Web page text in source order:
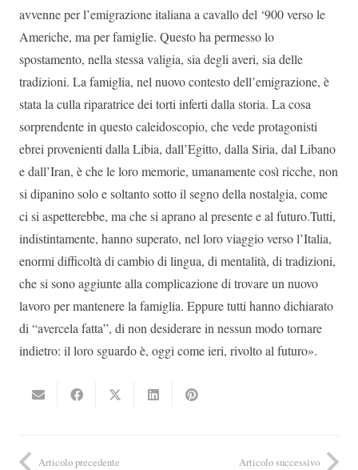
avvenne per l’emigrazione italiana a cavallo del ‘900 verso le
Americhe, ma per famiglie. Questo ha permesso lo
spostamento, nella stessa valigia, sia degli averi, sia delle
tradizioni. La famiglia, nel nuovo contesto dell’emigrazione, è
stata la culla riparatrice dei torti inferti dalla storia. La cosa
sorprendente in questo caleidoscopio, che vede protagonisti
ebrei provenienti dalla Libia, dall’Egitto, dalla Siria, dal Libano
e dall’Iran, è che le loro memorie, umanamente così ricche, non
si dipanino solo e soltanto sotto il segno della nostalgia, come
ci si aspetterebbe, ma che si aprano al presente e al futuro.Tutti,
indistintamente, hanno superato, nel loro viaggio verso l’Italia,
enormi difficoltà di cambio di lingua, di mentalità, di tradizioni,
che si sono aggiunte alla complicazione di trovare un nuovo
lavoro per mantenere la famiglia. Eppure tutti hanno dichiarato
di “avercela fatta”, di non desiderare in nessun modo tornare
indietro: il loro sguardo è, oggi come ieri, rivolto al futuro».
Articolo precedente Articolo successivo